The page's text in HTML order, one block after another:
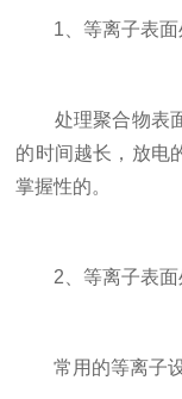
1、等离子表面
处理聚合物表面
的时间越长，放电
掌握性的。
2、等离子表面
常用的等离子设